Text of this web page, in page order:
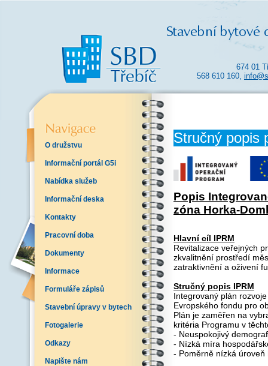
674 01
568 610 160,
O družstvu
Informační portál G5i
Nabídka služeb
Informační deska
Kontakty
Pracovní doba
Dokumenty
Informace
Formuláře zápisů
Stavební úpravy v bytech
Fotogalerie
Odkazy
Napište nám
Stručný popis
Popis
zóna Horka-
Hlavní cíl IPRM
Revitalizace veřejných
zkvalitnění prostředí
zatraktivnění a oživení
Stručný popis IPRM
Integrovaný plán
Evropského fondu pro
Plán je zaměřen na
kritéria Programu v
- Neuspokojivý
- Nízká míra
- Poměrně nízká